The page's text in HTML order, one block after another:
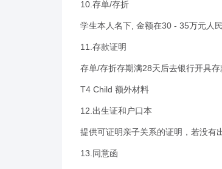
10.存单/存折
学生本人名下, 金额在30 - 35万元人
11.存款证明
存单/存折存期满28天后去银行开具
T4 Child 额外材料
12.出生证和户口本
提供可证明亲子关系的证明，若没有
13.同意函